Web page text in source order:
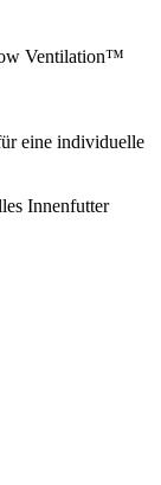
Ventilation™
eine individuelle
Innenfutter